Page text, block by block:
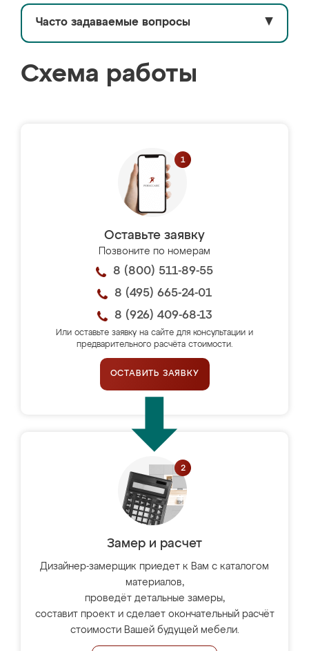
Часто задаваемые вопросы ▼
Схема работы
Оставьте заявку
Позвоните по номерам
8 (800) 511-89-55
8 (495) 665-24-01
8 (926) 409-68-13
Или оставьте заявку на сайте для консультации и
предварительного расчёта стоимости.
ОСТАВИТЬ ЗАЯВКУ
Замер и расчет
Дизайнер-замерщик приедет к Вам с каталогом
материалов,
проведёт детальные замеры,
составит проект и сделает окончательный расчёт
стоимости Вашей будущей мебели.